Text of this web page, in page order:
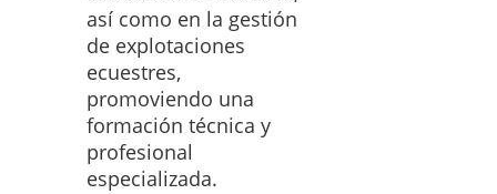
así como en la gestión
de explotaciones
ecuestres,
promoviendo una
formación técnica y
profesional
especializada.